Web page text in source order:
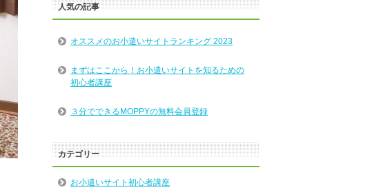
人気の記事
オススメのお小遣いサイトランキング 2023
まずはここから！お小遣いサイトを知るための
初心者講座
３分でできるMOPPYの無料会員登録
カテゴリー
お小遣いサイト初心者講座